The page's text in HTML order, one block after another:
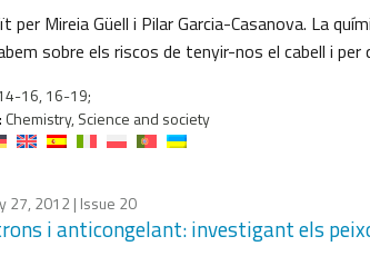
per Mireia Güell i Pilar Garcia-Casanova. La
sobre els riscos de tenyir-nos el cabell i per
16, 16-19;
Chemistry, Science and society
27, 2012| Issue 20
i anticongelant: investigant els